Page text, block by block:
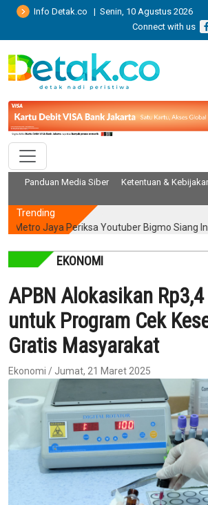
Info Detak.co | Senin, 10 Agustus 2026
Connect with us
Panduan Media Siber Ketentuan &
Trending
Jaya Periksa Youtuber Bigmo Siang Ini
EKONOMI
APBN Alokasikan
untuk Program Cek
Gratis Masyarakat
Ekonomi / Jumat, 21 Maret 2025